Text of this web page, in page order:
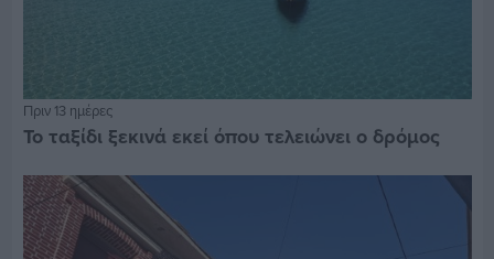
Πριν 13 ημέρες
Το ταξίδι ξεκινά εκεί όπου τελειώνει ο δρόμος